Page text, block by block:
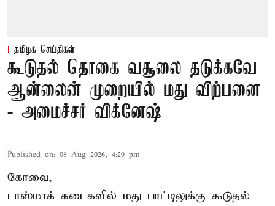
தமிழக செய்திகள்
கூடுதல் தொகை வசூலை தடுக்கவே
ஆன்லைன் முறையில் மது விற்பனை
- அமைச்சர் விக்னேஷ்
Published on: 08 Aug 2026, 4:29 pm
கோவை,
டாஸ்மாக் கடைகளில் மது பாட்டிலுக்கு கூடுதல்